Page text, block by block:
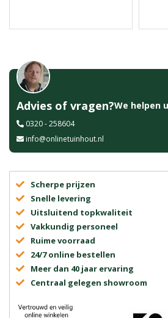
Advies of vragen?We helpen
0320 - 258604
info@onlinetuinhout.nl
Scherpe prijzen
Snelle levering
Uitsluitend topkwaliteit
Vakkundig personeel
Ruime voorraad
24/7 online bestellen
Meer dan 40 jaar ervaring
Centraal gelegen showroom